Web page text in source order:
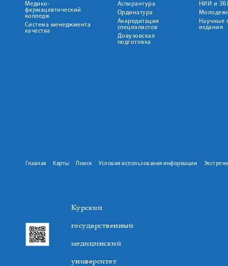
Медико-
фармацевтический
колледж
Система менеджмента
качества
Аспирантура
Ординатура
Аккредитация
специалистов
Довузовская
подготовка
НИИ и
Научные
издания
Главная Карты Поиск Условия использования информации
Курский
государственный
медицинский
университет